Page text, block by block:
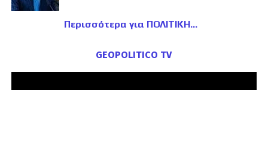
Περισσότερα για ΠΟΛΙΤΙΚΗ
GEOPOLITICO TV